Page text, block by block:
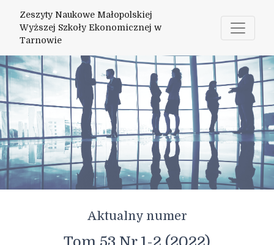
Zeszyty Naukowe Małopolskiej
Zeszyty Naukowe Małopolskiej
Wyższej Szkoły Ekonomicznej w
Tarnowie
Aktualny numer